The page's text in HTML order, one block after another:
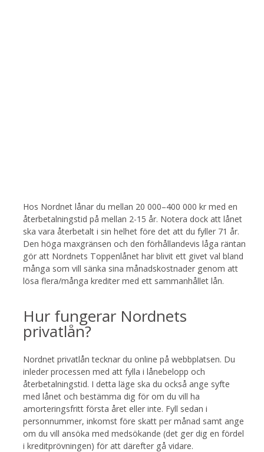
Hos Nordnet lånar du mellan 20 000–400 000 kr med en
återbetalningstid på mellan 2-15 år. Notera dock att lånet
ska vara återbetalt i sin helhet före det att du fyller 71 år.
Den höga maxgränsen och den förhållandevis låga räntan
gör att Nordnets Toppenlånet har blivit ett givet val bland
många som vill sänka sina månadskostnader genom att
lösa flera/många krediter med ett sammanhållet lån.
Hur fungerar Nordnets
privatlån?
Nordnet privatlån tecknar du online på webbplatsen. Du
inleder processen med att fylla i lånebelopp och
återbetalningstid. I detta läge ska du också ange syfte
med lånet och bestämma dig för om du vill ha
amorteringsfritt första året eller inte. Fyll sedan i
personnummer, inkomst före skatt per månad samt ange
om du vill ansöka med medsökande (det ger dig en fördel
i kreditprövningen) för att därefter gå vidare.